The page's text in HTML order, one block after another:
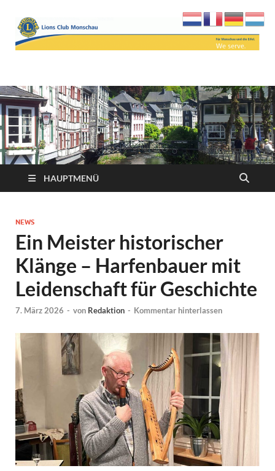
Lions Club Monschau
HAUPTMENÜ
NEWS
Ein Meister historischer
Klänge – Harfenbauer mit
Leidenschaft für Geschichte
7. März 2026 - von Redaktion - Kommentar hinterlassen